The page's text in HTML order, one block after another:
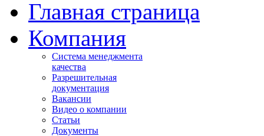
Главная страница
Компания
Система менеджмента
качества
Разрешительная
документация
Вакансии
Видео о компании
Статьи
Документы